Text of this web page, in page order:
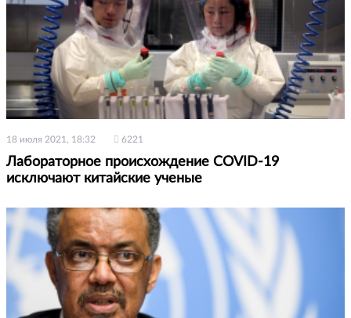
18 июля 2021, 18:32 6221
Лабораторное происхождение COVID-19
исключают китайские ученые